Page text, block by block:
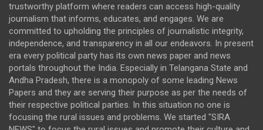
trustworthy platform where readers can access high-quality
journalism that informs, educates, and engages. We are
committed to upholding the principles of journalistic integrity,
independence, and transparency in all our endeavors. In present
era every political party has its own news paper and news
portals throughout the India. Especially in Telangana State and
Andha Pradesh, there is a monopoly of some leading News
Papers and they are serving their purpose as per the needs of
their respective political parties. In this situation no one is
focusing the rural issues and problems. We started "SIRA